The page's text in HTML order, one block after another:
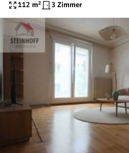
112 m² 3 Zimmer